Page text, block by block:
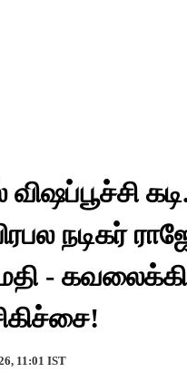
விஷப்பூச்சி
நடிகர்
-
11:01 IST